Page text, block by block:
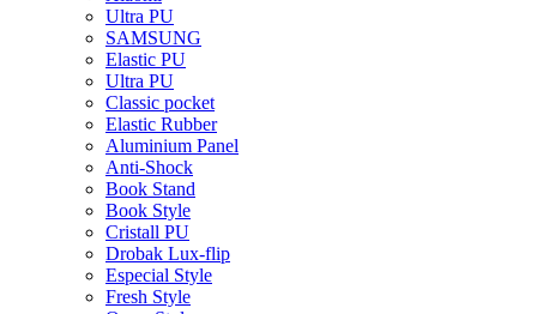
Ultra PU
SAMSUNG
Elastic PU
Ultra PU
Classic pocket
Elastic Rubber
Aluminium Panel
Anti-Shock
Book Stand
Book Style
Cristall PU
Drobak Lux-flip
Especial Style
Fresh Style